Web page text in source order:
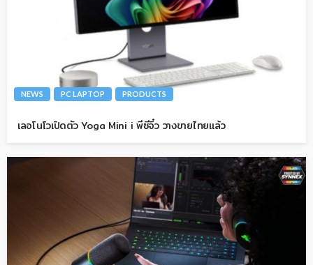
NEWS PC LAPTOP PRODUCTS
เลอโนโวเปิดตัว Yoga Mini i พีซีจิ๋ว วางขายไทยแล้ว